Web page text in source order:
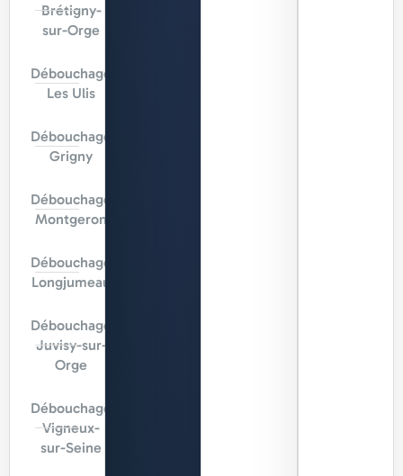
Brétigny-
sur-Orge
Débouchage
Les Ulis
Débouchage
Grigny
Débouchage
Montgeron
Débouchage
Longjumeau
Débouchage
Juvisy-sur-
Orge
Débouchage
Vigneux-
sur-Seine